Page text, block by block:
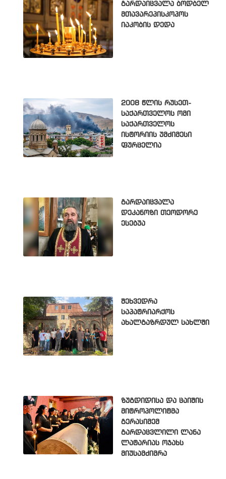
გარდაიცვალა ბოდბელ
მთავარეპისკოპოს
იაკობის დედა
2008 წლის რუსეთ-
საქართველოს ომი
საქართველოს
ისტორიის უმძიმესი
ფურცელია
გარდაიცვალა
დეკანოზი თეოდორე
ესებუა
შეხვედრა
საპატრიარქოს
ახალგაზრდულ სახლში
ზუგდიდისა და ცაიშის
მიტროპოლიტმა
გერასიმემ
გარდაცვლილი ლანა
ლატარიას ოჯახს
მიუსამძიმრა